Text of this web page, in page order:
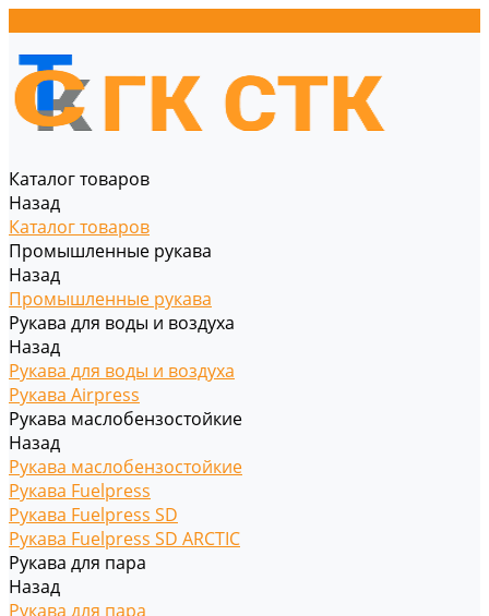
Каталог товаров
Назад
Каталог товаров
Промышленные рукава
Назад
Промышленные рукава
Рукава для воды и воздуха
Назад
Рукава для воды и воздуха
Рукава Airpress
Рукава маслобензостойкие
Назад
Рукава маслобензостойкие
Рукава Fuelpress
Рукава Fuelpress SD
Рукава Fuelpress SD ARCTIC
Рукава для пара
Назад
Рукава для пара